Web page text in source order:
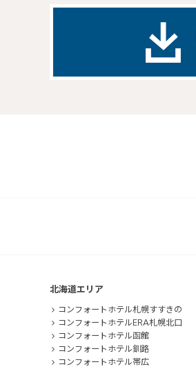
北海道エリア
コンフォートホテル札幌すすきの
コンフォートホテルERA札幌北口
コンフォートホテル函館
コンフォートホテル釧路
コンフォートホテル帯広